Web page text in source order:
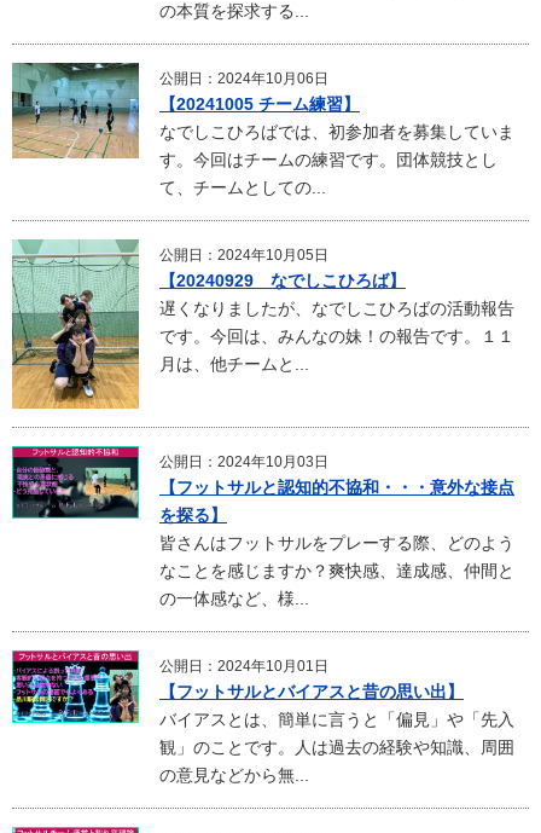
の本質を探求する...
公開日：2024年10月06日
【20241005 チーム練習】
なでしこひろばでは、初参加者を募集していま
す。今回はチームの練習です。団体競技とし
て、チームとしての...
公開日：2024年10月05日
【20240929 なでしこひろば】
遅くなりましたが、なでしこひろばの活動報告
です。今回は、みんなの妹！の報告です。１１
月は、他チームと...
公開日：2024年10月03日
【フットサルと認知的不協和・・・意外な接点
を探る】
皆さんはフットサルをプレーする際、どのよう
なことを感じますか？爽快感、達成感、仲間と
の一体感など、様...
公開日：2024年10月01日
【フットサルとバイアスと昔の思い出】
バイアスとは、簡単に言うと「偏見」や「先入
観」のことです。人は過去の経験や知識、周囲
の意見などから無...